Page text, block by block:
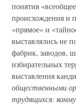
понятия
происхождения и
«прямое» и
выставлялись не
фабрик, заводов,
избирательных
выставления
общественными
трудящихся: